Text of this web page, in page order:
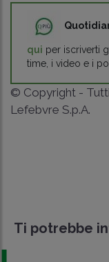
qui per iscriverti
time, i video e i
© Copyright -
Lefebvre S.p.A.
Ti potrebbe